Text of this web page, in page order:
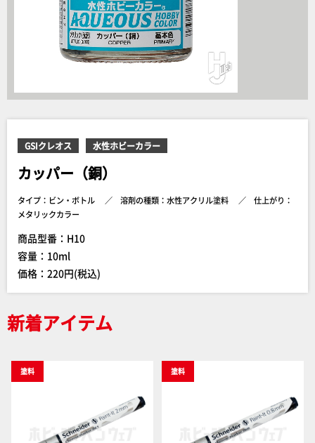
GSIクレオス 水性ホビーカラー
カッパー（銅）
タイプ：ビン・ボトル 溶剤の種類：水性アクリル塗料
仕上がり：
メタリックカラー
商品型番：H10
容量：10ml
価格：220円(税込)
新着アイテム
塗料 塗料